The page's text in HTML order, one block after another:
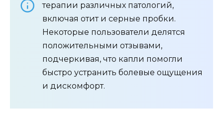
терапии различных патологий,
включая отит и серные пробки.
Некоторые пользователи делятся
положительными отзывами,
подчеркивая, что капли помогли
быстро устранить болевые ощущения
и дискомфорт.